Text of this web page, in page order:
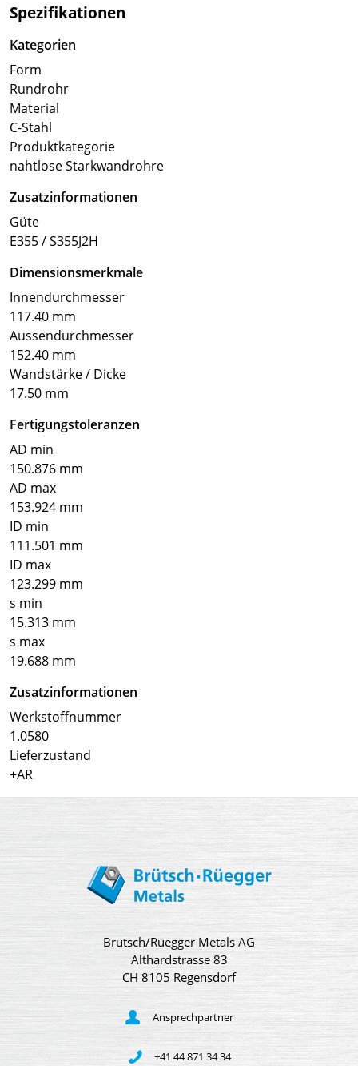
Spezifikationen
Kategorien
Form
Rundrohr
Material
C-Stahl
Produktkategorie
nahtlose Starkwandrohre
Zusatzinformationen
Güte
E355 / S355J2H
Dimensionsmerkmale
Innendurchmesser
117.40 mm
Aussendurchmesser
152.40 mm
Wandstärke / Dicke
17.50 mm
Fertigungstoleranzen
AD min
150.876 mm
AD max
153.924 mm
ID min
111.501 mm
ID max
123.299 mm
s min
15.313 mm
s max
19.688 mm
Zusatzinformationen
Werkstoffnummer
1.0580
Lieferzustand
+AR
Brütsch/Rüegger Metals AG
Althardstrasse 83
CH 8105 Regensdorf
Ansprechpartner
+41 44 871 34 34